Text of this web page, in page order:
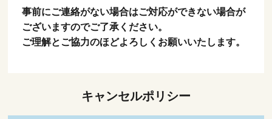
事前にご連絡がない場合はご対応ができない場合が
ございますのでご了承ください。
ご理解とご協力のほどよろしくお願いいたします。
キャンセルポリシー